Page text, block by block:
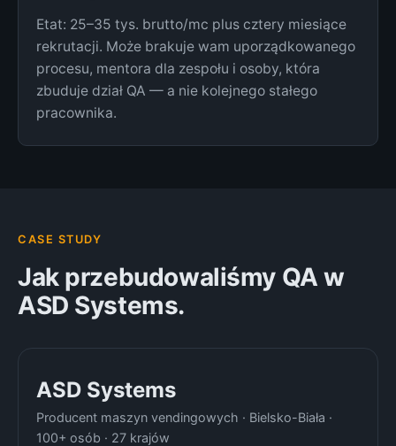
Etat: 25–35 tys. brutto/mc plus cztery miesiące
rekrutacji. Może brakuje wam uporządkowanego
procesu, mentora dla zespołu i osoby, która
zbuduje dział QA — a nie kolejnego stałego
pracownika.
CASE STUDY
Jak przebudowaliśmy QA w
ASD Systems.
ASD Systems
Producent maszyn vendingowych · Bielsko-Biała ·
100+ osób · 27 krajów